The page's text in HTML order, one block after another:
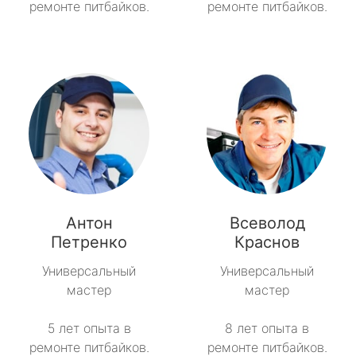
ремонте питбайков.
ремонте питбайков.
Антон
Петренко
Универсальный
мастер
5 лет опыта в
ремонте питбайков.
Всеволод
Краснов
Универсальный
мастер
8 лет опыта в
ремонте питбайков.